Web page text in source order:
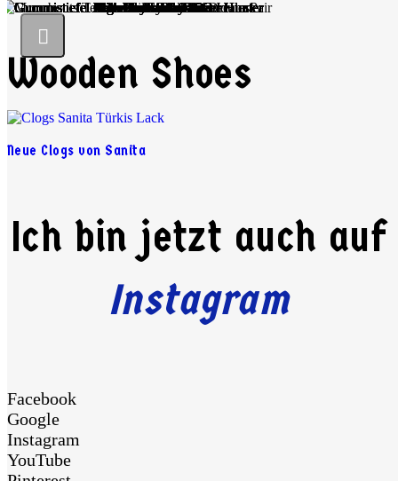
Wooden Shoes
Neue Clogs von Sanita
Ich bin jetzt auch auf
Instagram
Facebook
Google
Instagram
YouTube